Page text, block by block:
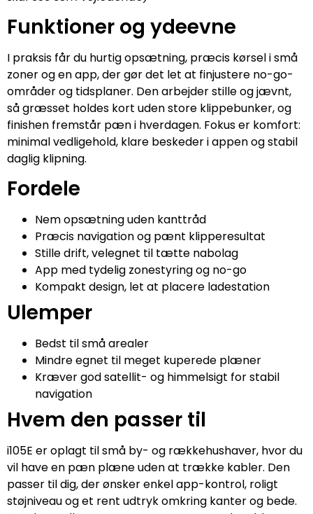
Funktioner og ydeevne
I praksis får du hurtig opsætning, præcis kørsel i små
zoner og en app, der gør det let at finjustere no-go-
områder og tidsplaner. Den arbejder stille og jævnt,
så græsset holdes kort uden store klippebunker, og
finishen fremstår pæn i hverdagen. Fokus er komfort:
minimal vedligehold, klare beskeder i appen og stabil
daglig klipning.
Fordele
Nem opsætning uden kanttråd
Præcis navigation og pænt klipperesultat
Stille drift, velegnet til tætte nabolag
App med tydelig zonestyring og no-go
Kompakt design, let at placere ladestation
Ulemper
Bedst til små arealer
Mindre egnet til meget kuperede plæner
Kræver god satellit- og himmelsigt for stabil
navigation
Hvem den passer til
i105E er oplagt til små by- og rækkehushaver, hvor du
vil have en pæn plæne uden at trække kabler. Den
passer til dig, der ønsker enkel app-kontrol, roligt
støjniveau og et rent udtryk omkring kanter og bede.